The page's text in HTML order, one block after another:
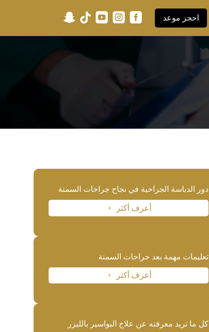
احجز موعد 




دور الدباسة الجراحية في نجاح جراحات السمنة
أعرف أكثر L
تعليمات مهمة بعد جراحات السمنة
أعرف أكثر L
كل ما تريد معرفته عن علاج البواسير بالليزر